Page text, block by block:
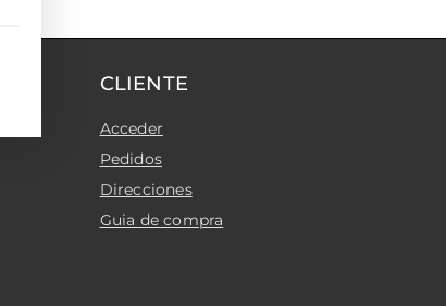
CLIENTE
Acceder
Pedidos
Direcciones
Guia de compra